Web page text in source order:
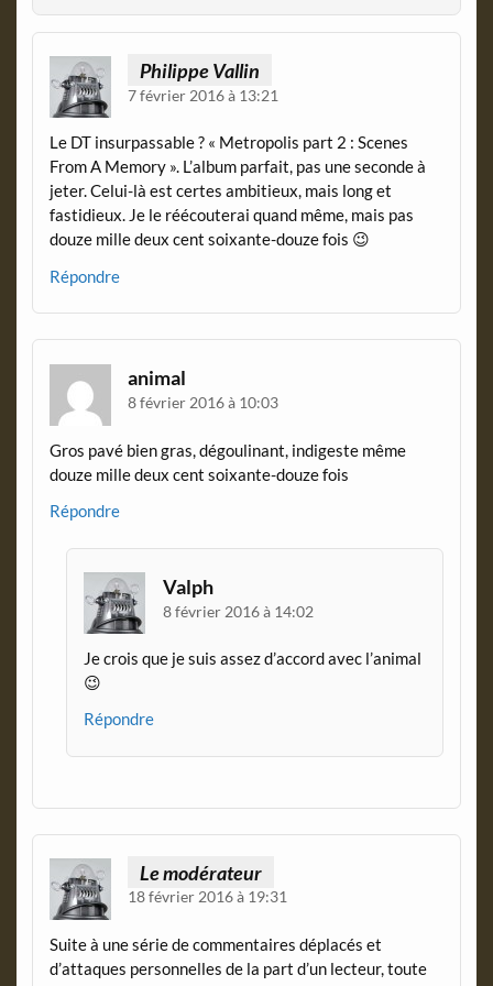
Philippe Vallin
7 février 2016 à 13:21
Le DT insurpassable ? « Metropolis part 2 : Scenes
From A Memory ». L’album parfait, pas une seconde à
jeter. Celui-là est certes ambitieux, mais long et
fastidieux. Je le réécouterai quand même, mais pas
douze mille deux cent soixante-douze fois 😉
Répondre
animal
8 février 2016 à 10:03
Gros pavé bien gras, dégoulinant, indigeste même
douze mille deux cent soixante-douze fois
Répondre
Valph
8 février 2016 à 14:02
Je crois que je suis assez d’accord avec l’animal
😉
Répondre
Le modérateur
18 février 2016 à 19:31
Suite à une série de commentaires déplacés et
d’attaques personnelles de la part d’un lecteur, toute